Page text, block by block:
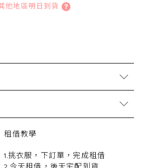
他地區明日到貨
租借教學
1.挑衣服，下訂單，完成租借